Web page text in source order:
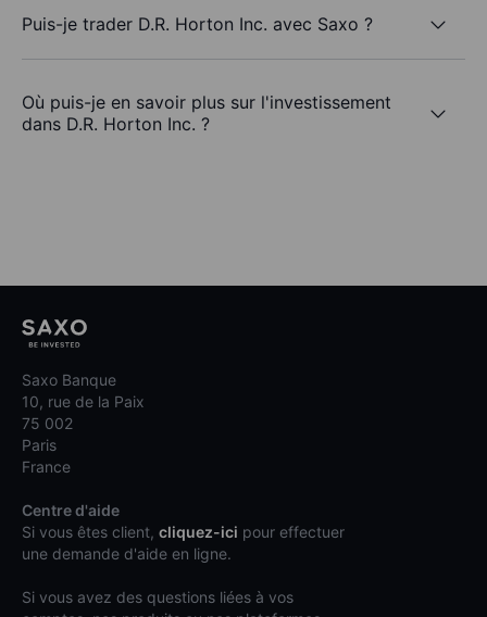
Puis-je trader D.R. Horton Inc. avec Saxo ?
Où puis-je en savoir plus sur l'investissement
dans D.R. Horton Inc. ?
Saxo Banque
10, rue de la Paix
75 002
Paris
France
Centre d'aide
Si vous êtes client, cliquez-ici pour effectuer
une demande d'aide en ligne.
Si vous avez des questions liées à vos